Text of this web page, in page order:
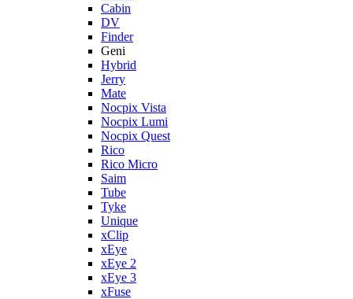
Cabin
DV
Finder
Geni
Hybrid
Jerry
Mate
Nocpix Vista
Nocpix Lumi
Nocpix Quest
Rico
Rico Micro
Saim
Tube
Tyke
Unique
xClip
xEye
xEye 2
xEye 3
xFuse